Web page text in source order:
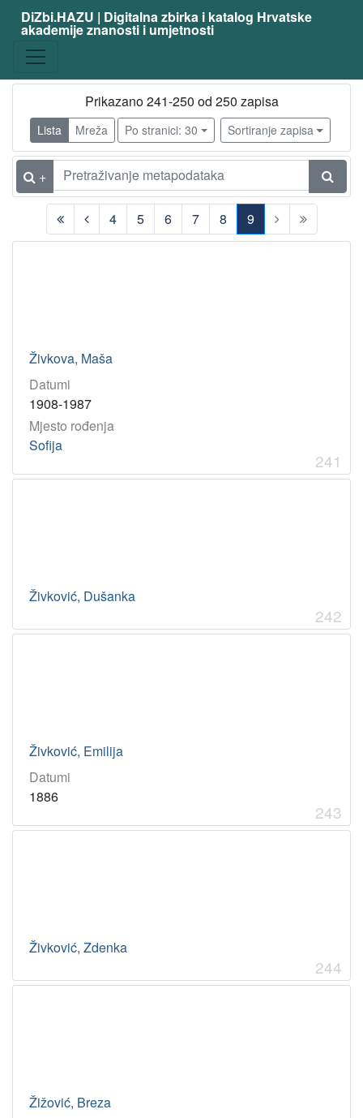
DiZbi.HAZU | Digitalna zbirka i katalog Hrvatske
akademije znanosti i umjetnosti
Prikazano 241-250 od 250 zapisa
Lista Mreža Po stranici: 30 Sortiranje zapisa
+
4 5 6 7 8
9
(current)
Živkova, Maša
Datumi
1908-1987
Mjesto rođenja
Sofija
241
Živković, Dušanka
242
Živković, Emilija
Datumi
1886
243
Živković, Zdenka
244
Žižović, Breza